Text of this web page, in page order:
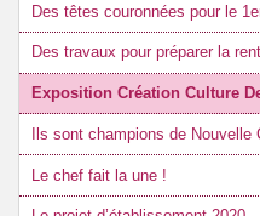
Des têtes couronnées pour le
Des travaux pour préparer la
Exposition Création Culture
Ils sont champions de Nouvelle
Le chef fait la une !